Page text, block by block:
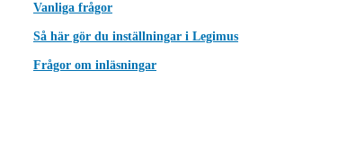
Vanliga frågor
Så här gör du inställningar i Legimus
Frågor om inläsningar